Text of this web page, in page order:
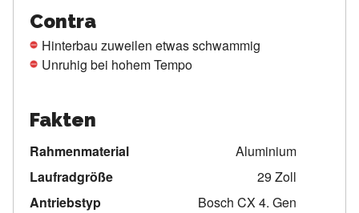
Contra
Hinterbau zuweilen etwas schwammig
Unruhig bei hohem Tempo
Fakten
Rahmenmaterial
Aluminium
Laufradgröße
29 Zoll
Antriebstyp
Bosch CX 4. Gen